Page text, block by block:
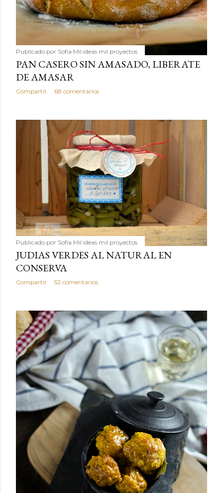
Publicado por Sofía Mil ideas mil proyectos
PAN CASERO SIN AMASADO, LIBERATE
DE AMASAR
Compartir 68 comentarios
Publicado por Sofía Mil ideas mil proyectos
JUDIAS VERDES AL NATURAL EN
CONSERVA
Compartir 52 comentarios